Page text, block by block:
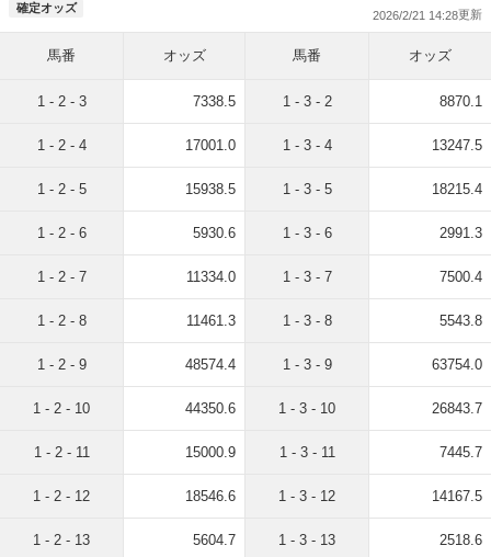
確定オッズ
2026/2/21 14:28
馬番 オッズ
1 - 2 - 3 7338.5
1 - 2 - 4 17001.0
1 - 2 - 5 15938.5
1 - 2 - 6 5930.6
1 - 2 - 7 11334.0
1 - 2 - 8 11461.3
1 - 2 - 9 48574.4
1 - 2 - 10 44350.6
1 - 2 - 11 15000.9
1 - 2 - 12 18546.6
1 - 2 - 13 5604.7
馬番 オッズ
1 - 3 - 2 8870.1
1 - 3 - 4 13247.5
1 - 3 - 5 18215.4
1 - 3 - 6 2991.3
1 - 3 - 7 7500.4
1 - 3 - 8 5543.8
1 - 3 - 9 63754.0
1 - 3 - 10 26843.7
1 - 3 - 11 7445.7
1 - 3 - 12 14167.5
1 - 3 - 13 2518.6